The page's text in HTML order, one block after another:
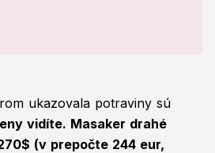
ukazovala potraviny sú
vidíte. Masaker drahé
(v prepočte 244 eur,